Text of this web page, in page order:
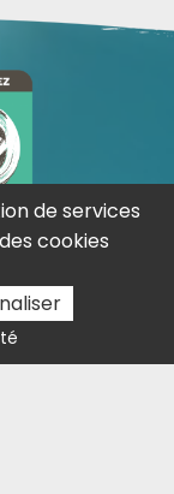
de services
cookies